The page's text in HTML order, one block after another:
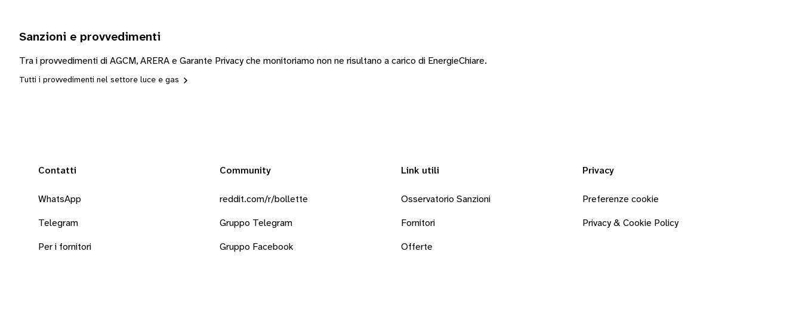
Sanzioni e provvedimenti
Tra i provvedimenti di AGCM, ARERA e Garante Privacy che monitoriamo non ne risultano a carico di EnergieChiare.
Tutti i provvedimenti nel settore luce e gas
Contatti
WhatsApp
Telegram
Per i fornitori
Community
reddit.com/r/bollette
Gruppo Telegram
Gruppo Facebook
Link utili
Osservatorio Sanzioni
Fornitori
Offerte
Privacy
Preferenze cookie
Privacy & Cookie Policy